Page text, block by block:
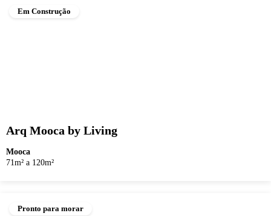
Em Construção
Arq Mooca by Living
Mooca
71m² a 120m²
Pronto para morar